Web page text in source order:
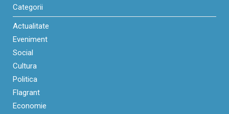
Categorii
Actualitate
Eveniment
Social
Cultura
Politica
Flagrant
Economie